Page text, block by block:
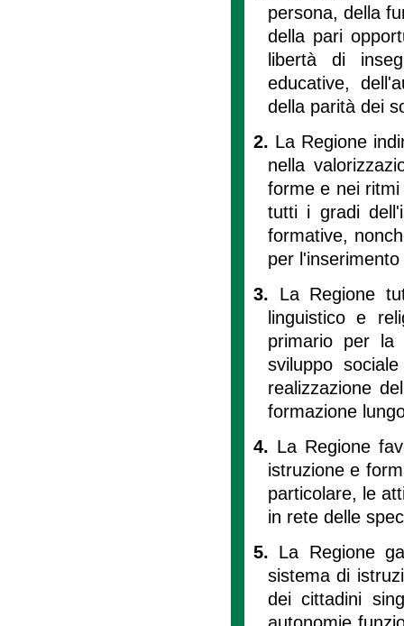
persona, della
della pari
libertà di
educative,
della parità dei
2. La Regione
nella
forme e nei
tutti i gradi
formative,
per
3. La Regione
linguistico e
primario per la
sviluppo
realizzazione
formazione
4. La Regione
istruzione e
particolare, le
in rete delle
5. La Regione
sistema di
dei cittadini